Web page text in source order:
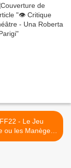
- Le Jeu
ou les Manèges
de l'amour. >